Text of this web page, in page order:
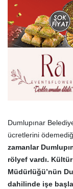
Dumlupınar
ücretlerini
zamanlar
rölyef vardı.
Müdürlüğü’nün
dahilinde işe